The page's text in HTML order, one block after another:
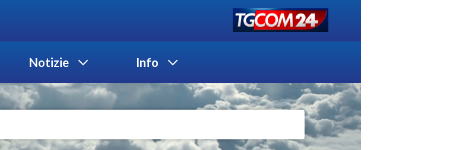
Notizie Info